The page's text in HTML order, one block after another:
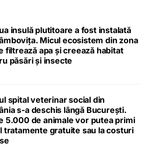
insulă plutitoare a fost instalată
Micul ecosistem din zona
filtrează apa și creează habitat
păsări și insecte
spital veterinar social din
s-a deschis lângă București.
5.000 de animale vor putea primi
tratamente gratuite sau la costuri